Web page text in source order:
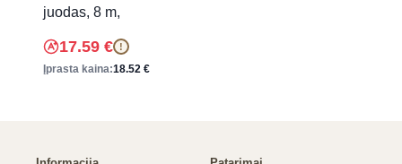
juodas, 8 m,
17.59 € !
Įprasta kaina:18.52 €